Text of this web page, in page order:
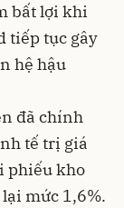
bất lợi khi
tiếp tục gây
hệ hậu
đã chính
tế trị giá
phiếu kho
mức 1,6%.